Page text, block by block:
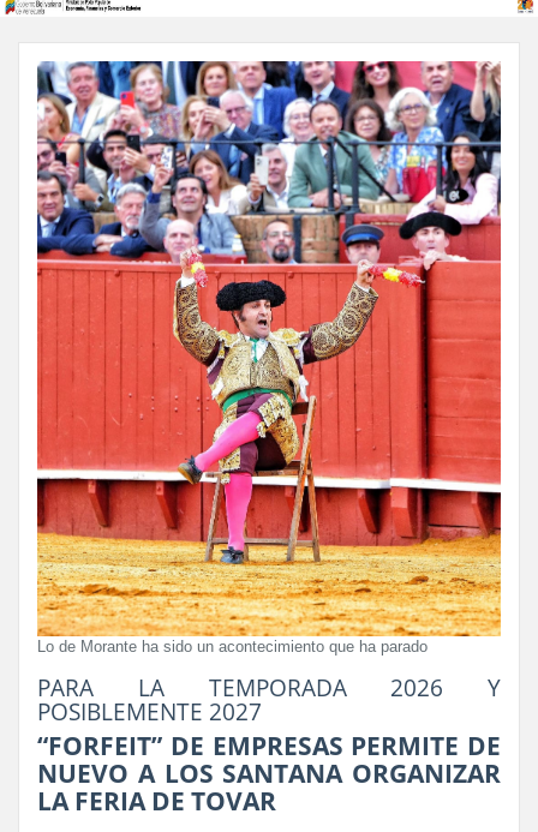
Lo de Morante ha sido un acontecimiento que ha parado
PARA LA TEMPORADA 2026 Y
POSIBLEMENTE 2027
“FORFEIT” DE EMPRESAS PERMITE DE
NUEVO A LOS SANTANA ORGANIZAR
LA FERIA DE TOVAR